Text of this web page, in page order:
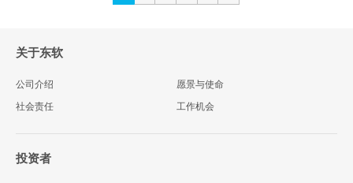
关于东软
公司介绍
愿景与使命
社会责任
工作机会
投资者